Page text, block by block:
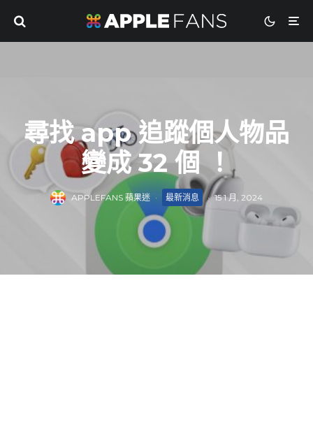
尋找 app 追蹤個人物品
變成 32 個 ！
APPLEFANS 蘋果迷 · 最新消息 · 15 1 月, 2024